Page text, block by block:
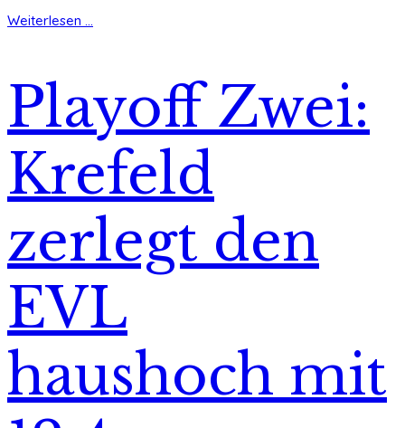
Weiterlesen ...
Playoff Zwei:
Krefeld
zerlegt den
EVL
haushoch mit